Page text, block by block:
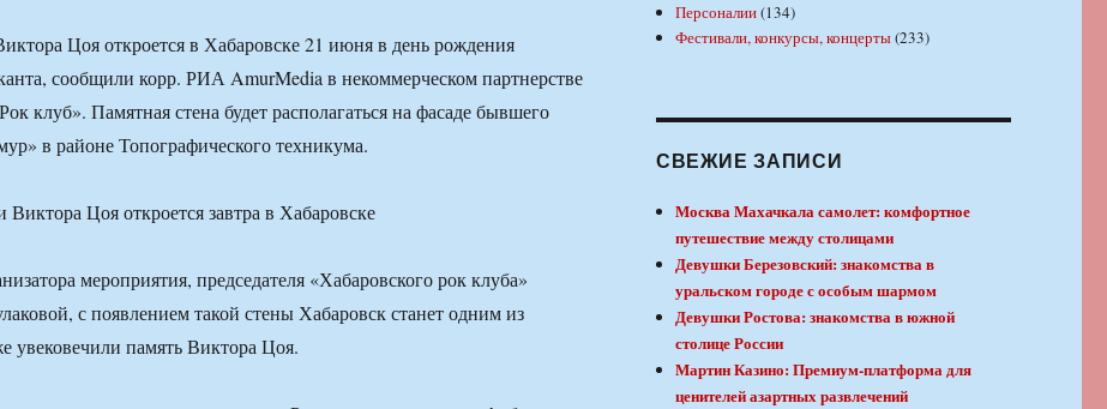
Цоя откроется в Хабаровске 21 июня в день рождения
сообщили корр. РИА AmurMedia в некоммерческом партнерстве
клуб». Памятная стена будет располагаться на фасаде бывшего
в районе Топографического техникума.
мероприятия, председателя «Хабаровского рок клуба»
с появлением такой стены Хабаровск станет одним из
увековечили память Виктора Цоя.
Персоналии(134)
Фестивали, конкурсы, концерты(233)
СВЕЖИЕ ЗАПИСИ
Москва Махачкала самолет: комфортное
путешествие между столицами
Девушки Березовский: знакомства в
уральском городе с особым шармом
Девушки Ростова: знакомства в южной
столице России
Мартин Казино: Премиум-платформа для
ценителей азартных развлечений